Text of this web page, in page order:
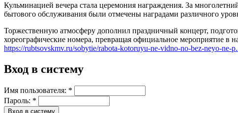
Кульминацией вечера стала церемония награждения. За
бытового обслуживания были отмечены наградами различного
Торжественную атмосферу дополнил праздничный концерт,
хореографические номера, превращая официальное мероприятие в
https://rubtsovskmv.ru/sobytie/rabota-kotoruyu-ne-vidno-no-bez-neyo-ne-
Вход в систему
Имя пользователя: *
Пароль: *